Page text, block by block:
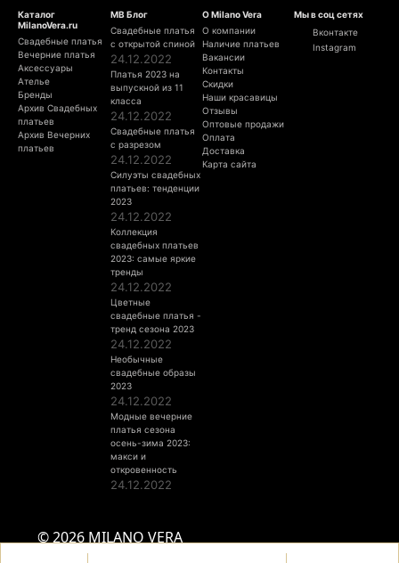
Каталог
MilanoVera.ru
Свадебные платья
Вечерние платья
Аксессуары
Ателье
Бренды
Архив Свадебных
платьев
Архив Вечерних
платьев
МВ Блог
Свадебные платья
с открытой спиной
24.12.2022
Платья 2023 на
выпускной из 11
класса
24.12.2022
Свадебные платья
с разрезом
24.12.2022
Силуэты свадебных
платьев: тенденции
2023
24.12.2022
Коллекция
свадебных платьев
2023: самые яркие
тренды
24.12.2022
Цветные
свадебные платья -
тренд сезона 2023
24.12.2022
Необычные
свадебные образы
2023
24.12.2022
Модные вечерние
платья сезона
осень-зима 2023:
макси и
откровенность
24.12.2022
О Milano Vera
О компании
Наличие платьев
Вакансии
Контакты
Скидки
Наши красавицы
Отзывы
Оптовые продажи
Оплата
Доставка
Карта сайта
Мы в соц сетях
Вконтакте
Instagram
© 2026 MILANO VERA